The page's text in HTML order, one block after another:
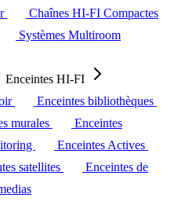
Chaînes HI-FI Compactes
Systèmes Multiroom
Enceintes HI-FI
Enceintes bibliothèques
murales
Enceintes
Enceintes Actives
satellites
Enceintes de